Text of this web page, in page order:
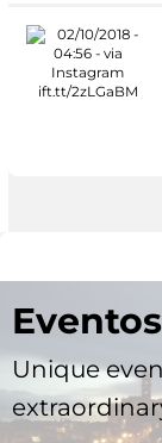
Unique